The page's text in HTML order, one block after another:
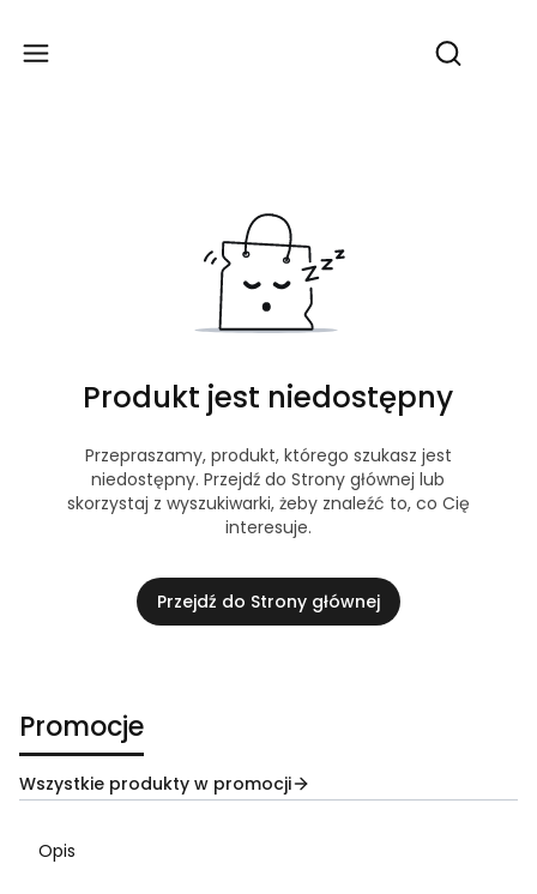
Otwórz
Produkt jest niedostępny
Przepraszamy, produkt, którego szukasz jest
niedostępny. Przejdź do Strony głównej lub
skorzystaj z wyszukiwarki, żeby znaleźć to, co Cię
interesuje.
Przejdź do Strony głównej
Promocje
Wszystkie produkty w promocji
Opis